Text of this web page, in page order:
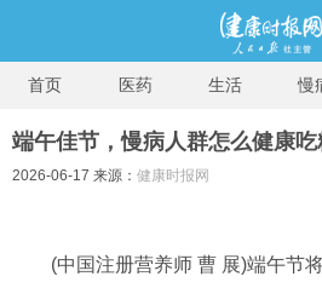
首页 医药 生活 慢
端午佳节，慢病人群怎么健康吃
2026-06-17 来源： 健康时报网
(中国注册营养师 曹 展)端午节